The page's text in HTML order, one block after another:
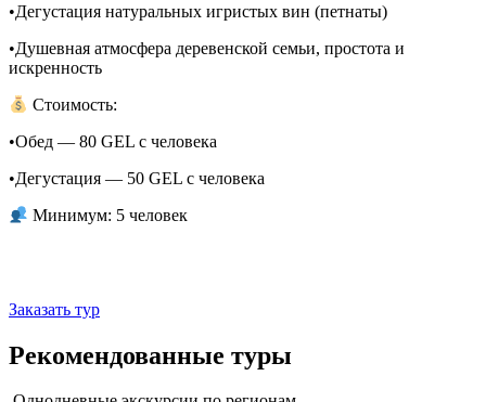
•Дегустация натуральных игристых вин (петнаты)
•Душевная атмосфера деревенской семьи, простота и
искренность
Стоимость:
•Обед — 80 GEL с человека
•Дегустация — 50 GEL с человека
Минимум: 5 человек
Заказать тур
Рекомендованные туры